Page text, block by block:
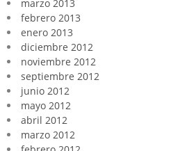
marzo 2013
febrero 2013
enero 2013
diciembre 2012
noviembre 2012
septiembre 2012
junio 2012
mayo 2012
abril 2012
marzo 2012